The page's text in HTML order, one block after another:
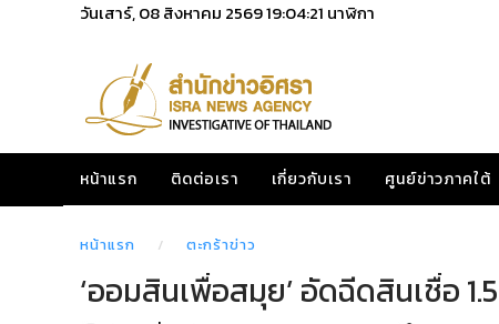
วันเสาร์, 08 สิงหาคม 256919:04:22นาฬิกา
หน้าแรก ติดต่อเรา เกี่ยวกับเรา ศูนย์ข่าวภาคใต้
หน้าแรก ตะกร้าข่าว
‘ออมสินเพื่อสมุย’ อัดฉีดสินเชื่อ